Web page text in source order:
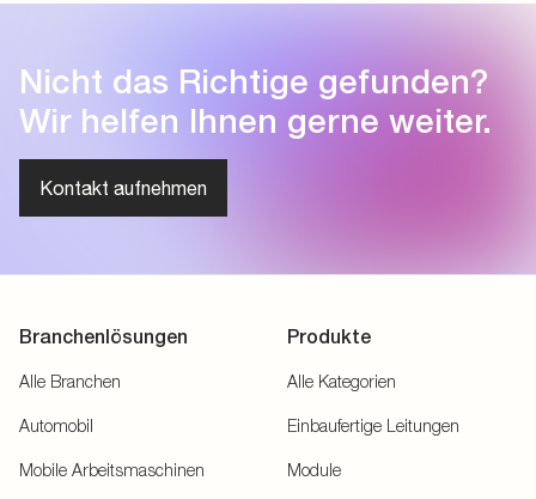
Nicht das Richtige gefunden?
Wir helfen Ihnen gerne weiter.
Kontakt aufnehmen
Branchenlösungen
Alle Branchen
Automobil
Mobile Arbeitsmaschinen
Produkte
Alle Kategorien
Einbaufertige Leitungen
Module